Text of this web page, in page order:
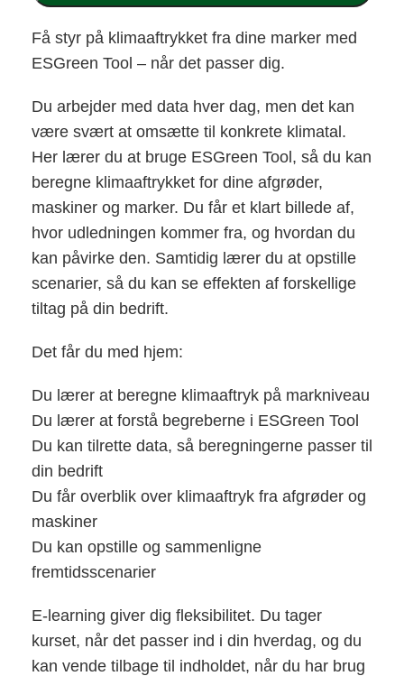
Få styr på klimaaftrykket fra dine marker med
ESGreen Tool – når det passer dig.
Du arbejder med data hver dag, men det kan
være svært at omsætte til konkrete klimatal.
Her lærer du at bruge ESGreen Tool, så du kan
beregne klimaaftrykket for dine afgrøder,
maskiner og marker. Du får et klart billede af,
hvor udledningen kommer fra, og hvordan du
kan påvirke den. Samtidig lærer du at opstille
scenarier, så du kan se effekten af forskellige
tiltag på din bedrift.
Det får du med hjem:
Du lærer at beregne klimaaftryk på markniveau
Du lærer at forstå begreberne i ESGreen Tool
Du kan tilrette data, så beregningerne passer til
din bedrift
Du får overblik over klimaaftryk fra afgrøder og
maskiner
Du kan opstille og sammenligne
fremtidsscenarier
E-learning giver dig fleksibilitet. Du tager
kurset, når det passer ind i din hverdag, og du
kan vende tilbage til indholdet, når du har brug